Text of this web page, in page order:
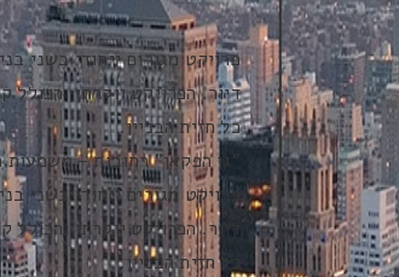
דיור. הפרויקט יוקרתי
כל חזית הבניין.
"גן הפקאן" רחובות –
דיור. הפרויקט יוקרתי
כל חזית הבניין.